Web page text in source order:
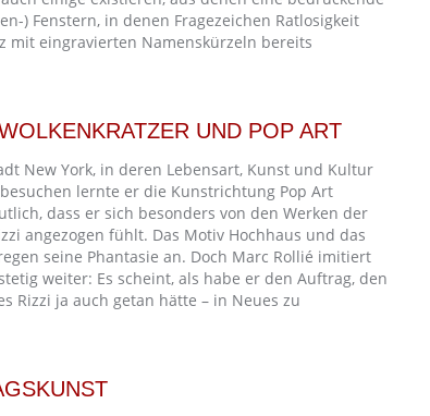
) Fenstern, in denen Fragezeichen Ratlosigkeit
mit eingravierten Namenskürzeln bereits
UND POP ART
New York, in deren Lebensart, Kunst und Kultur
lernte er die Kunstrichtung Pop Art
dass er sich besonders von den Werken der
angezogen fühlt. Das Motiv Hochhaus und das
seine Phantasie an. Doch Marc Rollié imitiert
weiter: Es scheint, als habe er den Auftrag, den
Rizzi ja auch getan hätte – in Neues zu